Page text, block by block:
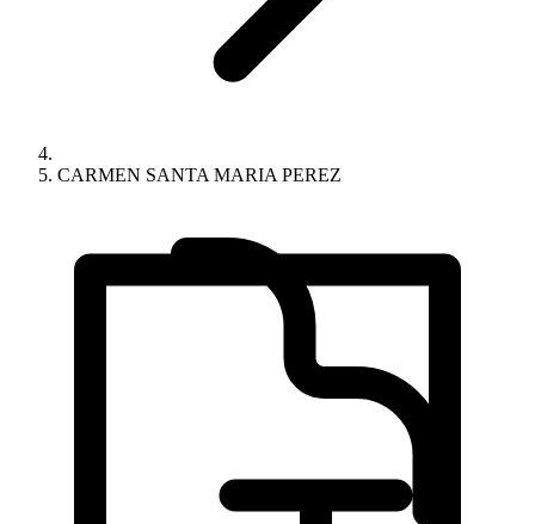
CARMEN SANTA MARIA PEREZ